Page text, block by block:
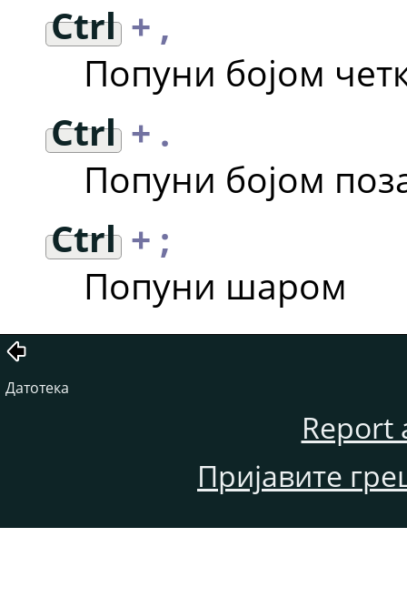
Ctrl+ ,
Попуни бојом
Ctrl+ .
Попуни бојом
Ctrl+ ;
Попуни шаром
Датотека
Report
Пријавите